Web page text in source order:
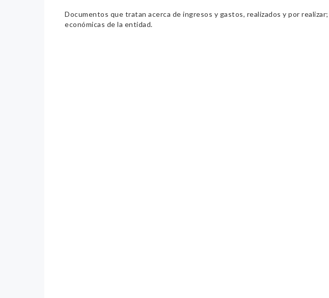
Documentos que tratan acerca de ingresos y gastos, realizados y por
económicas de la entidad.